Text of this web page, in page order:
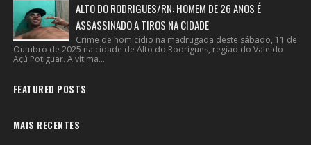
ALTO DO RODRIGUES/RN: HOMEM DE 26 ANOS É
ASSASSINADO A TIROS NA CIDADE
Crime de homicídio na madrugada deste sábado, 11 de
Outubro de 2025 na cidade de Alto do Rodrigues, regiao do Vale do
Açú Potiguar. A vítima...
FEATURED POSTS
MAIS RECENTES